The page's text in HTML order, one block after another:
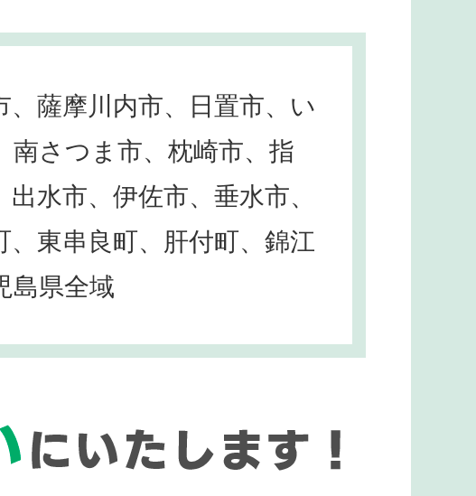
薩摩川内市、日置市、い
南さつま市、枕崎市、指
水市、伊佐市、垂水市、
東串良町、肝付町、錦江
島県全域